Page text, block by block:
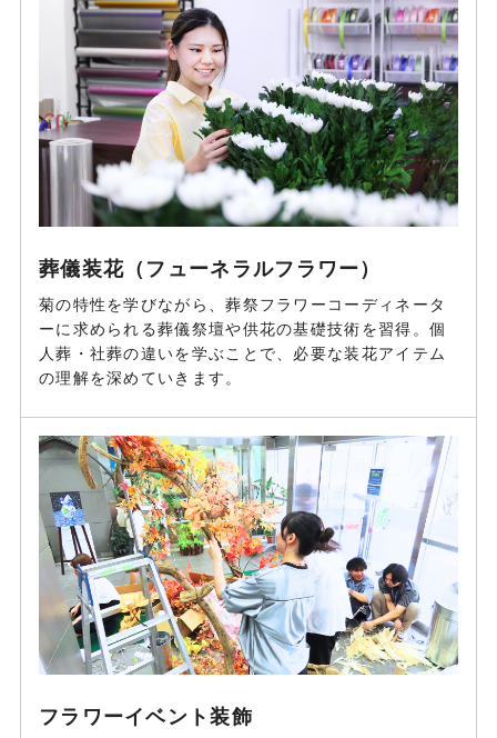
葬儀装花（フューネラルフラワー）
菊の特性を学びながら、葬祭フラワーコーディネータ
ーに求められる葬儀祭壇や供花の基礎技術を習得。個
人葬・社葬の違いを学ぶことで、必要な装花アイテム
の理解を深めていきます。
フラワーイベント装飾